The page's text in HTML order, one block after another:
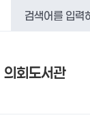
의회도서관